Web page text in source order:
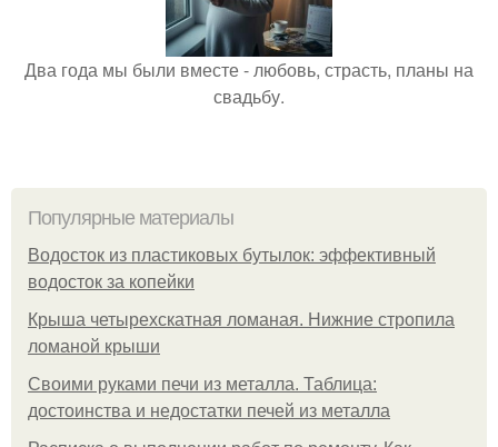
Два года мы были вместе - любовь, страсть, планы на
свадьбу.
Популярные материалы
Водосток из пластиковых бутылок: эффективный
водосток за копейки
Крыша четырехскатная ломаная. Нижние стропила
ломаной крыши
Своими руками печи из металла. Таблица:
достоинства и недостатки печей из металла